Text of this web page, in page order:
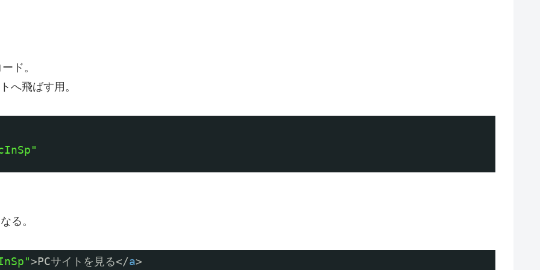
ド。
へ飛ばす用。
る。
>PCサイトを見る</a>